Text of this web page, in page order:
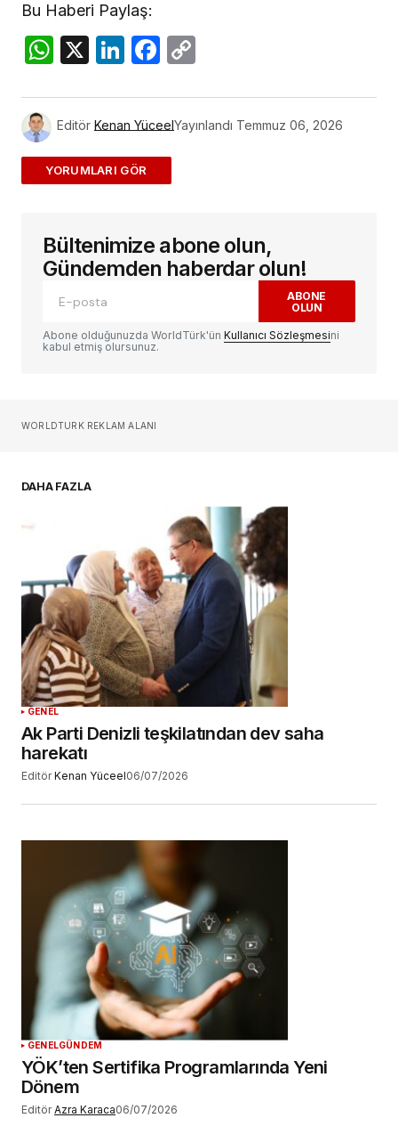
Bu Haberi Paylaş:
WhatsApp
X LinkedIn
Facebook
Editör Kenan YüceelYayınlandı Temmuz 06, 2026
ADD A COMMENT
E-posta adresiniz yayınlanmayacak.
alanlar*ile işaretlenmişlerdir
Yorum
Sizin adınız*
Daha sonraki yorumlarımda kullanılması için
adım, e-posta adresim ve site adresim bu
tarayıcıya kaydedilsin.
YORUM GÖNDER
Bültenimize abone olun,
Gündemden haberdar olun!
ABONE
OLUN
Abone olduğunuzda WorldTürk'ün Kullanıcı Sözleşmesini
kabul etmiş olursunuz.
WORLDTURK REKLAM ALANI
DAHA FAZLA
GENEL
Ak Parti Denizli teşkilatından dev saha
harekatı
Editör Kenan Yüceel06/07/2026
GENELGÜNDEM
YÖK’ten Sertifika Programlarında Yeni
Dönem
Editör Azra Karaca06/07/2026